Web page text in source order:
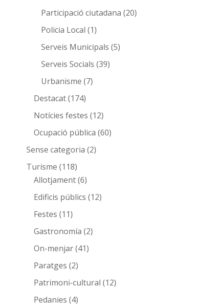
Participació ciutadana (20)
Policia Local (1)
Serveis Municipals (5)
Serveis Socials (39)
Urbanisme (7)
Destacat(174)
Notícies festes (12)
Ocupació pública (60)
Sense categoria (2)
Turisme (118)
Allotjament(6)
Edificis públics (12)
Festes (11)
Gastronomía (2)
On-menjar(41)
Paratges (2)
Patrimoni-cultural (12)
Pedanies (4)